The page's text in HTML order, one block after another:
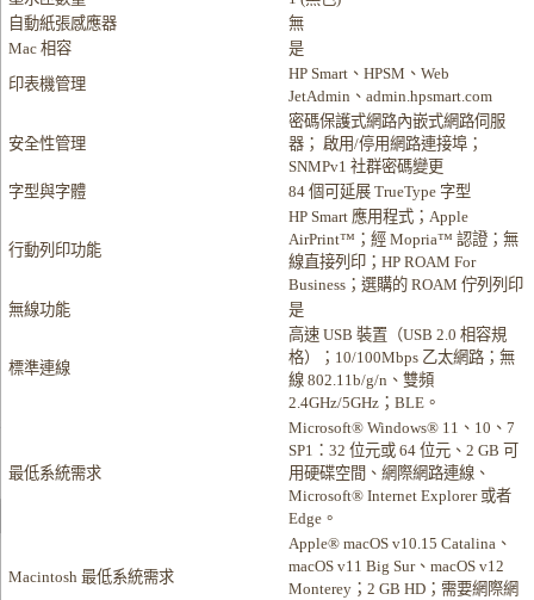
自動紙張感應器
無
Mac 相容
是
印表機管理
HP Smart、HPSM、Web
JetAdmin、admin.hpsmart.com
安全性管理
密碼保護式網路內嵌式網路伺服
器； 啟用/停用網路連接埠；
SNMPv1 社群密碼變更
字型與字體
84 個可延展 TrueType 字型
行動列印功能
HP Smart 應用程式；Apple
AirPrint™；經 Mopria™ 認證；無
線直接列印；HP ROAM For
Business；選購的 ROAM 佇列列印
無線功能
是
標準連線
高速 USB 裝置（USB 2.0 相容規
格）；10/100Mbps 乙太網路；無
線 802.11b/g/n、雙頻
2.4GHz/5GHz；BLE。
最低系統需求
Microsoft® Windows® 11、10、7
SP1：32 位元或 64 位元、2 GB 可
用硬碟空間、網際網路連線、
Microsoft® Internet Explorer 或者
Edge。
Macintosh 最低系統需求
Apple® macOS v10.15 Catalina、
macOS v11 Big Sur、macOS v12
Monterey；2 GB HD；需要網際網